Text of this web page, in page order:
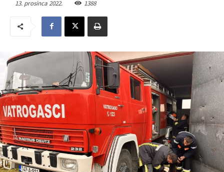
13. prosinca 2022. 1388